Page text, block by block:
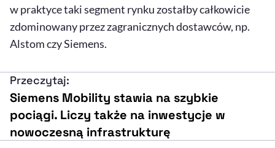
w praktyce taki segment rynku zostałby całkowicie
zdominowany przez zagranicznych dostawców, np.
Alstom czy Siemens.
Przeczytaj:
Siemens Mobility stawia na szybkie
pociągi. Liczy także na inwestycje w
nowoczesną infrastrukturę